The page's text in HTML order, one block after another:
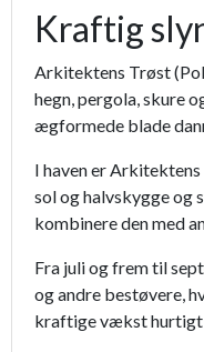
Kraftig
Arkitektens Trøst
hegn, pergola, skure
ægformede blade
I haven er
sol og halvskygge og
kombinere den med
Fra juli og frem til
og andre bestøvere,
kraftige vækst hurtigt